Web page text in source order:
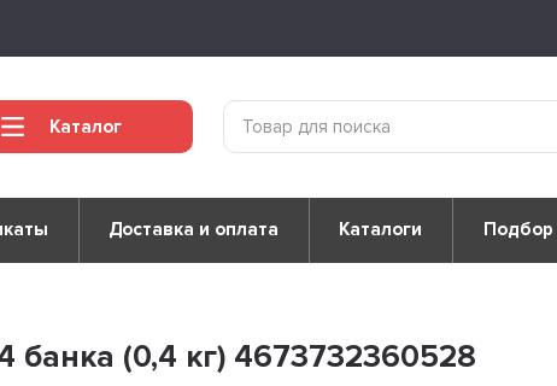
Каталог
Доставка и оплата Каталоги Подбор
банка (0,4 кг) 4673732360528